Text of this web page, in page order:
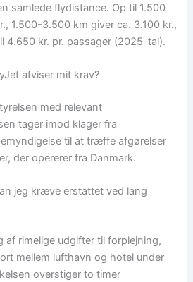
samlede flydistance. Op til 1.500
1.500-3.500 km giver ca. 3.100 kr.,
4.650 kr. pr. passager (2025-tal).
afviser mit krav?
med relevant
tager imod klager fra
til at træffe afgørelser
der opererer fra Danmark.
jeg kræve erstattet ved lang
rimelige udgifter til forplejning,
mellem lufthavn og hotel under
overstiger to timer